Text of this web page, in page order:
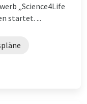
„Science4Life
startet. ...